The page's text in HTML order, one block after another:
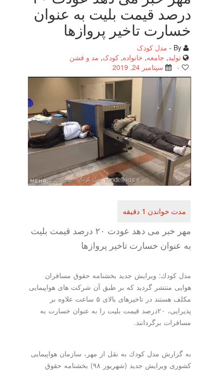
درصد قیمت بلیت به عنوان
خسارت تاخیر پروازها
مدل کودک
جامعه,خانواده, کودک,مد و فشن
سپتامبر 24, 2019
مهر خبر می دهد عودت ۲۰ درصد قیمت بلیت
به عنوان خسارت تاخیر پروازها
مدل كودك: ویرایش جدید بخشنامه حقوق مسافران
هوایی منتشر گردید كه بر طبق آن شركت های هواپیمایی
مكلف هستند در تاخیرهای بالای ۵ ساعت علاوه بر
پذیرایی، ۲۰درصد قیمت بلیت را به عنوان خسارت به
مسافرات برگردانند.
به گزارش مدل كودك به نقل از مهر، سازمان هواپیمایی
كشوری ویرایش جدید (شهریور ۹۸) بخشنامه حقوق